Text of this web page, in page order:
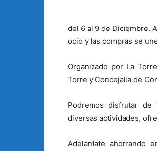
del 6 al 9 de Diciembre.
ocio y las compras se
Organizado por La
Torre y Concejalia de
Podremos disfrutar de
diversas actividades,
Adelantate ahorrando